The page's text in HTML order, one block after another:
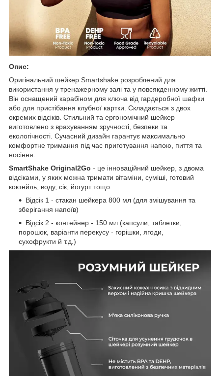
Опис:
Оригінальний шейкер Smartshake розроблений для
використання у тренажерному залі та у повсякденному житті.
Він оснащений карабіном для ключа від гардеробної шафки
або для пристібання клубної картки. Складається з двох
окремих відсіків. Стильний та ергономічний шейкер
виготовлено з врахуванням зручності, безпеки та
екологічності. Сучасний дизайн гарантує максимально
комфортне тримання під час приготування напою, пиття та
носіння.
SmartShake Original2Go - це інноваційний шейкер, з двома
відсіками, у яких можна тримати вітаміни, суміші, готовий
коктейль, воду, сік, йогурт тощо.
Відсік 1 - стакан шейкера 800 мл (для змішування та
зберігання напоїв)
Відсік 2 - контейнер - 150 мл (капсули, таблетки,
порошок, варіанти перекусу - горішки, ягоди,
сухофрукти й т.д.)